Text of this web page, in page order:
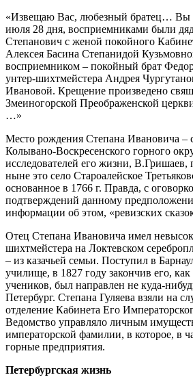
«Извещаю Вас, любезный братец… Вы
июля 28 дня, восприемниками были
Степанович с женой покойного
Алексея Басина Степанидой
восприемником – покойный брат
унтер-шихтмейстера Андрея
Ивановой. Крещение произведено
Змеиногорской Преображенской
…»
Место рождения Степана Ивановича –
Колывано-Воскресенского горного
исследователей его жизни, В.Гришаев,
ныне это село Староалейское
основанное в 1766 г. Правда, с
подтверждений данному
информации об этом, «ревизских
Отец Степана Ивановича имел
шихтмейстера на Локтевском
– из казачьей семьи. Поступил в
училище, в 1827 году закончив его,
учеников, был направлен не куда-
Петербург. Степана Гуляева взяли на
отделение Кабинета Его
Ведомство управляло личным
императорской фамилии, в которое, в
горные предприятия.
Петербургская жизнь